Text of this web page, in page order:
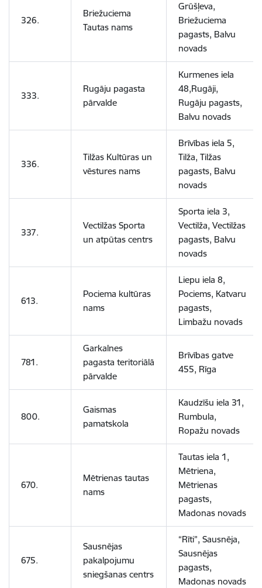
326.
Briežuciema
Tautas nams
Grūšļeva,
Briežuciema
pagasts, Balvu
novads
333.
Rugāju pagasta
pārvalde
Kurmenes iela
48,Rugāji,
Rugāju pagasts,
Balvu novads
336.
Tilžas Kultūras un
vēstures nams
Brīvības iela 5,
Tilža, Tilžas
pagasts, Balvu
novads
337.
Vectilžas Sporta
un atpūtas centrs
Sporta iela 3,
Vectilža, Vectilžas
pagasts, Balvu
novads
613.
Pociema kultūras
nams
Liepu iela 8,
Pociems, Katvaru
pagasts,
Limbažu novads
781.
Garkalnes
pagasta teritoriālā
pārvalde
Brīvības gatve
455, Rīga
800.
Gaismas
pamatskola
Kaudzīšu iela 31,
Rumbula,
Ropažu novads
670.
Mētrienas tautas
nams
Tautas iela 1,
Mētriena,
Mētrienas
pagasts,
Madonas novads
675.
Sausnējas
pakalpojumu
sniegšanas centrs
“Rīti”, Sausnēja,
Sausnējas
pagasts,
Madonas novads